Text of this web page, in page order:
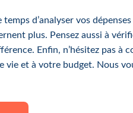
d’analyser vos
plus. Pensez aussi à
Enfin, n’hésitez pas à
vie et à votre budget. Nous